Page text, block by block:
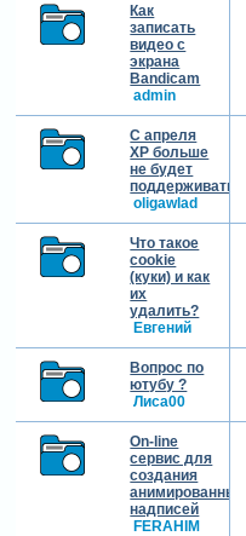
Как
записать
видео с
экрана
Bandicam
admin
С апреля
ХР больше
не будет
поддерживаться
oligawlad
Что такое
cookie
(куки) и как
их
удалить?
Евгений
Вопрос по
ютубу ?
Лиса00
On-line
сервис для
создания
анимированных
надписей
FERAHIM